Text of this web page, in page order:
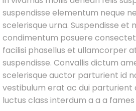
suspendisse elementum neque
scelerisque urna. Suspendisse et
condimentum posuere
facilisi phasellus et ullamcorper
suspendisse. Convallis dictum
scelerisque auctor parturient id
vestibulum erat ac dui parturient
luctus class interdum a a a fames